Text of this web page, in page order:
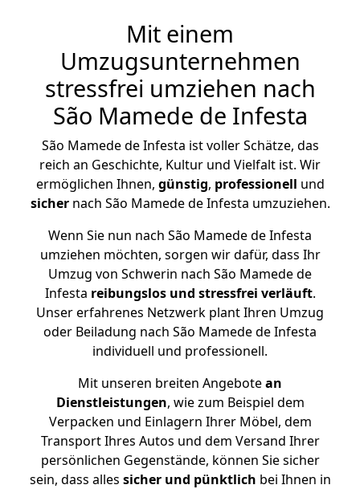
Mit einem
Umzugsunternehmen
stressfrei umziehen nach
São Mamede de Infesta
São Mamede de Infesta ist voller Schätze, das
reich an Geschichte, Kultur und Vielfalt ist. Wir
ermöglichen Ihnen, günstig, professionell und
sichernach São Mamede de Infesta umzuziehen.
Wenn Sie nun nach São Mamede de Infesta
umziehen möchten, sorgen wir dafür, dass Ihr
Umzug von Schwerin nach São Mamede de
Infesta reibungslos und stressfrei verläuft.
Unser erfahrenes Netzwerk plant Ihren Umzug
oder Beiladung nach São Mamede de Infesta
individuell und professionell.
Mit unseren breiten Angebotean
Dienstleistungen, wie zum Beispiel dem
Verpacken und Einlagern Ihrer Möbel, dem
Transport Ihres Autos und dem Versand Ihrer
persönlichen Gegenstände, können Sie sicher
sein, dass alles sicher und pünktlich bei Ihnen in